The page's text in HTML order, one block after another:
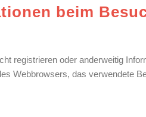
beim
registrieren oder anderweitig
Webbrowsers, das